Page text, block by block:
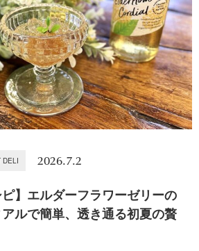
DELI 2026.7.2
ピ】エルダーフラワーゼリーの
ルで簡単、透き通る初夏の贅